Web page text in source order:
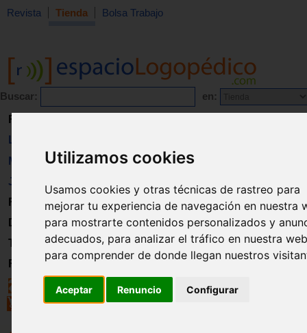
Utilizamos cookies
Usamos cookies y otras técnicas de rastreo para
mejorar tu experiencia de navegación en nuestra
para mostrarte contenidos personalizados y
adecuados, para analizar el tráfico en nuestra
para comprender de donde llegan nuestros
Aceptar Renuncio Configurar
Revista Tienda Bolsa Trabajo
Buscar: en:
Revista
Libros
Material
Juguetes
Formación
Directorio
Trabajo
Registro